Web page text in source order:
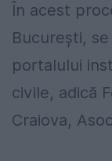
În acest
București,
portalului
civile, adică
Craiova,